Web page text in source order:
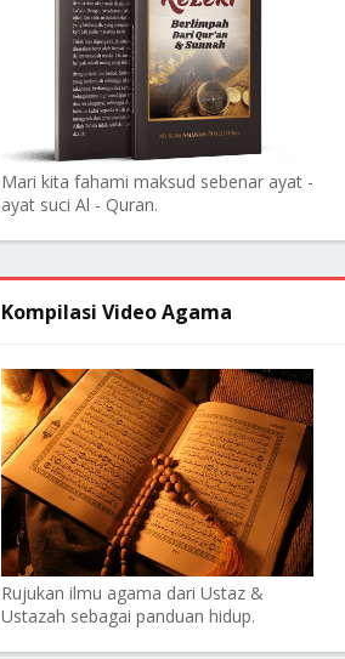
Mari kita fahami maksud sebenar ayat -
ayat suci Al - Quran.
Kompilasi Video Agama
Rujukan ilmu agama dari Ustaz &
Ustazah sebagai panduan hidup.